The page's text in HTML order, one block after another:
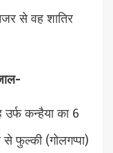
से वह शातिर
उर्फ कन्हैया का 6
से फुल्की (गोलगप्पा)